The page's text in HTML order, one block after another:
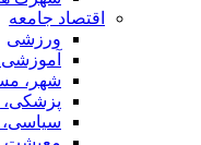
اقتصاد جامعه
ورزشی
شهر،
پزشکی،
سیاسی،